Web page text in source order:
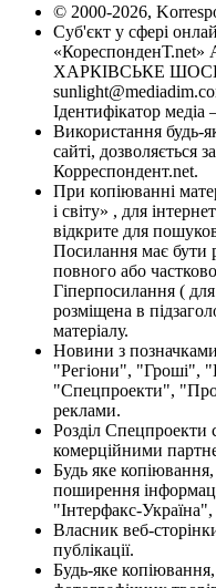
© 2000-2026,
Суб'єкт у сфері
«КореспонденТ.net»
ХАРКІВСЬКЕ ШОСЕ,
Ідентифікатор медіа
Використання будь-
сайті, дозволяється
Корреспондент.net.
При копіюванні
і світу» , для
відкрите для
Посилання має бути
повного або
Гіперпосилання (
розміщена в
матеріалу.
Новини з
"Регіони", "Гроші",
"Спецпроекти",
реклами.
Розділ Спецпроекти
комерційними
Будь яке
поширення
"Інтерфакс-
Власник веб-
публікації.
Будь-яке